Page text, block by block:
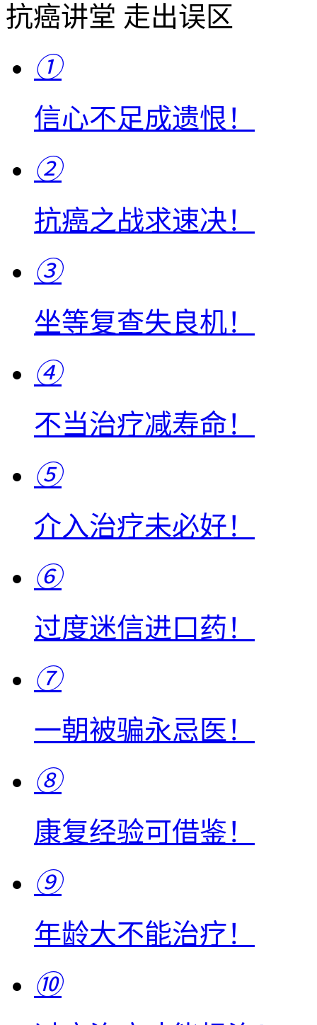
抗癌讲堂 走出误区
①
信心不足成遗恨！
②
抗癌之战求速决！
③
坐等复查失良机！
④
不当治疗减寿命！
⑤
介入治疗未必好！
⑥
过度迷信进口药！
⑦
一朝被骗永忌医！
⑧
康复经验可借鉴！
⑨
年龄大不能治疗！
⑩